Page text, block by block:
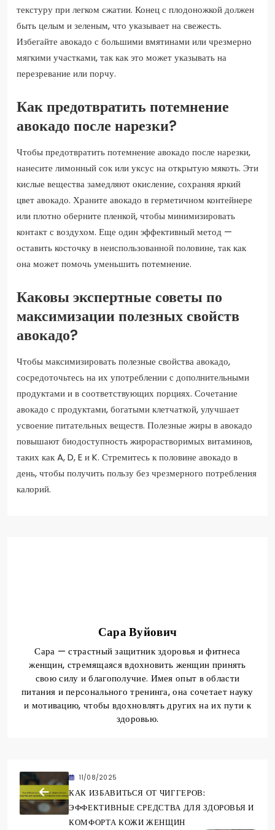
текстуру при легком сжатии. Конец с плодоножкой должен
быть целым и зеленым, что указывает на свежесть.
Избегайте авокадо с большими вмятинами или чрезмерно
мягкими участками, так как это может указывать на
перезревание или порчу.
Как предотвратить потемнение
авокадо после нарезки?
Чтобы предотвратить потемнение авокадо после нарезки,
нанесите лимонный сок или уксус на открытую мякоть. Эти
кислые вещества замедляют окисление, сохраняя яркий
цвет авокадо. Храните авокадо в герметичном контейнере
или плотно оберните пленкой, чтобы минимизировать
контакт с воздухом. Еще один эффективный метод —
оставить косточку в неиспользованной половине, так как
она может помочь уменьшить потемнение.
Каковы экспертные советы по
максимизации полезных свойств
авокадо?
Чтобы максимизировать полезные свойства авокадо,
сосредоточьтесь на их употреблении с дополнительными
продуктами и в соответствующих порциях. Сочетание
авокадо с продуктами, богатыми клетчаткой, улучшает
усвоение питательных веществ. Полезные жиры в авокадо
повышают биодоступность жирорастворимых витаминов,
таких как A, D, E и K. Стремитесь к половине авокадо в
день, чтобы получить пользу без чрезмерного потребления
калорий.
Сара Вуйович
Сара — страстный защитник здоровья и фитнеса
женщин, стремящаяся вдохновить женщин принять
свою силу и благополучие. Имея опыт в области
питания и персонального тренинга, она сочетает науку
и мотивацию, чтобы вдохновлять других на их пути к
здоровью.
11/08/2025
КАК ИЗБАВИТЬСЯ ОТ ЧИГГЕРОВ:
ЭФФЕКТИВНЫЕ СРЕДСТВА ДЛЯ ЗДОРОВЬЯ И
КОМФОРТА КОЖИ ЖЕНЩИН